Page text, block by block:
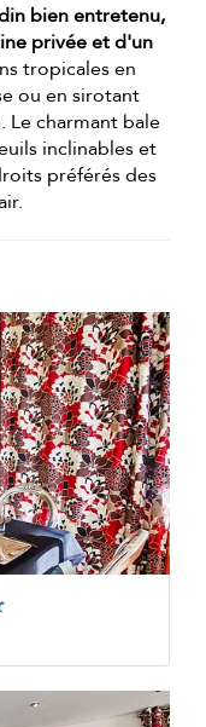
bien entretenu,
privée et d'un
tropicales en
ou en sirotant
Le charmant bale
inclinables et
préférés des